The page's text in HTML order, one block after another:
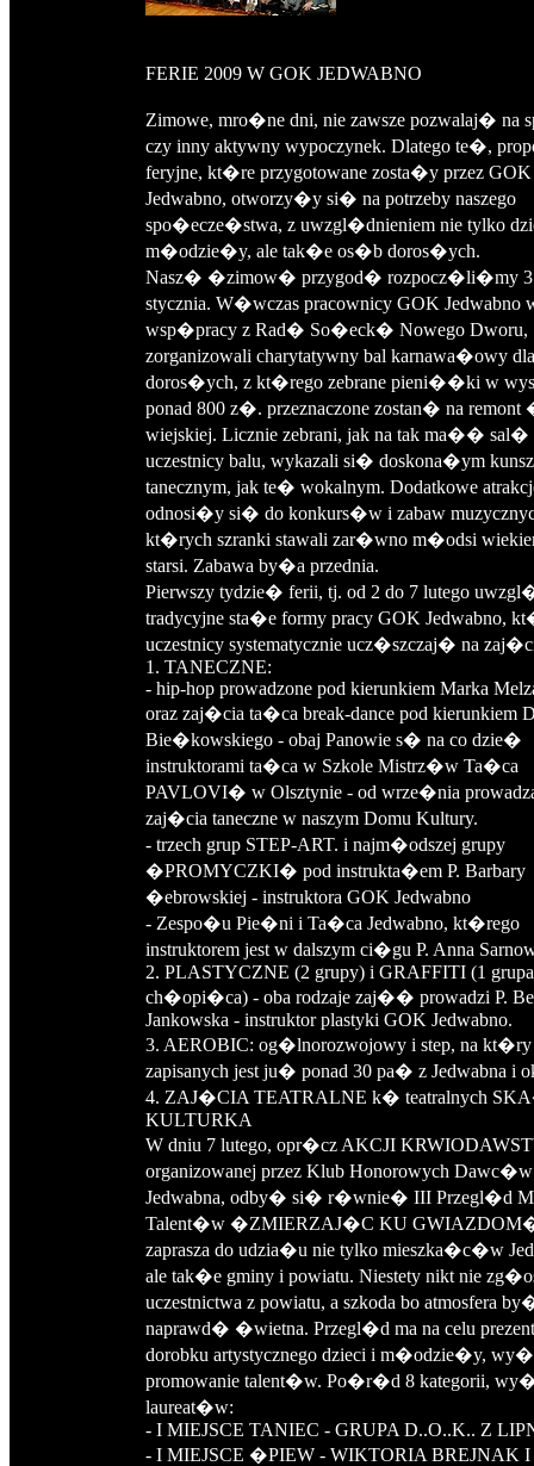
FERIE 2009 W GOK JEDWABNO
Zimowe, mro�ne dni, nie zawsze pozwalaj� na
czy inny aktywny wypoczynek. Dlatego te�,
feryjne, kt�re przygotowane zosta�y przez GOK
Jedwabno, otworzy�y si� na potrzeby naszego
spo�ecze�stwa, z uwzgl�dnieniem nie tylko
m�odzie�y, ale tak�e os�b doros�ych.
Nasz� �zimow� przygod� rozpocz�li�my
stycznia. W�wczas pracownicy GOK Jedwabno
wsp�pracy z Rad� So�eck� Nowego Dworu,
zorganizowali charytatywny bal karnawa�owy dla
doros�ych, z kt�rego zebrane pieni��ki w
ponad 800 z�. przeznaczone zostan� na
wiejskiej. Licznie zebrani, jak na tak ma�� sal�
uczestnicy balu, wykazali si� doskona�ym
tanecznym, jak te� wokalnym. Dodatkowe
odnosi�y si� do konkurs�w i zabaw
kt�rych szranki stawali zar�wno m�odsi
starsi. Zabawa by�a przednia.
Pierwszy tydzie� ferii, tj. od 2 do 7 lutego
tradycyjne sta�e formy pracy GOK Jedwabno,
uczestnicy systematycznie ucz�szczaj� na
1. TANECZNE:
- hip-hop prowadzone pod kierunkiem Marka
oraz zaj�cia ta�ca break-dance pod kierunkiem
Bie�kowskiego - obaj Panowie s� na co dzie�
instruktorami ta�ca w Szkole Mistrz�w Ta�ca
PAVLOVI� w Olsztynie - od wrze�nia
zaj�cia taneczne w naszym Domu Kultury.
- trzech grup STEP-ART. i najm�odszej grupy
�PROMYCZKI� pod instrukta�em P. Barbary
�ebrowskiej - instruktora GOK Jedwabno
- Zespo�u Pie�ni i Ta�ca Jedwabno, kt�rego
instruktorem jest w dalszym ci�gu P. Anna
2. PLASTYCZNE (2 grupy) i GRAFFITI (1 grupa
ch�opi�ca) - oba rodzaje zaj�� prowadzi P.
Jankowska - instruktor plastyki GOK Jedwabno.
3. AEROBIC: og�lnorozwojowy i step, na kt�ry
zapisanych jest ju� ponad 30 pa� z Jedwabna i
4. ZAJ�CIA TEATRALNE k� teatralnych
KULTURKA
W dniu 7 lutego, opr�cz AKCJI
organizowanej przez Klub Honorowych
Jedwabna, odby� si� r�wnie� III Przegl�d
Talent�w �ZMIERZAJ�C KU
zaprasza do udzia�u nie tylko mieszka�c�w
ale tak�e gminy i powiatu. Niestety nikt nie
uczestnictwa z powiatu, a szkoda bo atmosfera
naprawd� �wietna. Przegl�d ma na celu
dorobku artystycznego dzieci i m�odzie�y,
promowanie talent�w. Po�r�d 8 kategorii,
laureat�w:
- I MIEJSCE TANIEC - GRUPA D..O..K.. Z
- I MIEJSCE �PIEW - WIKTORIA BREJNAK I